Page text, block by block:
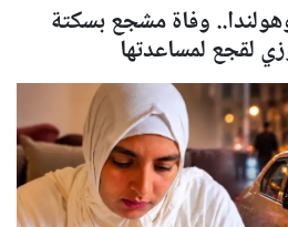
وفاة مشجع بسكتة
لقجع لمساعدتها